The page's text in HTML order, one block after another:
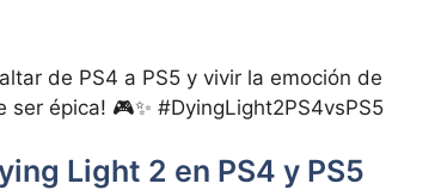
de PS4 a PS5 y vivir la emoción de
épica! 🎮✨ ⁤#DyingLight2PS4vsPS5
Light 2 en PS4 y⁣ PS5